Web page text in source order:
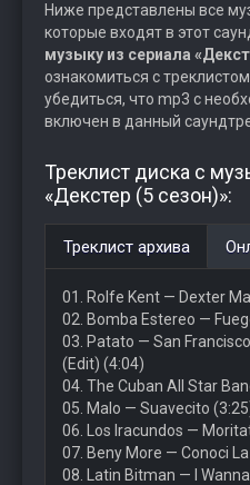
Ниже представлены все
которые входят в этот
музыку из сериала
ознакомиться с
убедиться, что mp3 с
включен в данный
Треклист диска с
«Декстер (5 сезон)»:
Треклист архива
01. Rolfe Kent — Dexter
02. Bomba Estereo —
03. Patato — San
(Edit) (4:04)
04. The Cuban All Star
05. Malo — Suavecito
06. Los Iracundos —
07. Beny More — Conoci
08. Latin Bitman — I